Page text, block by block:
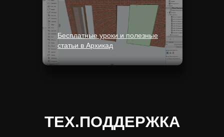
Бесплатные уроки и полезные
статьи в Архикад
ТЕХ.ПОДДЕРЖКА